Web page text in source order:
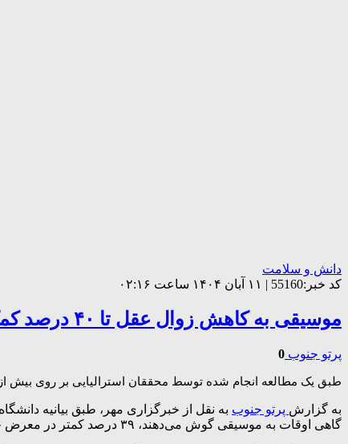
دانش و سلامت
کد خبر:55160 | ۱۱ آبان ۱۴۰۴ ساعت ۰۲:۱۶
موسیقی به کاهش زوال عقل تا ۴۰ درصد کمک می کند
پرتو جنوب 0
طبق یک مطالعه انجام شده توسط محققان استرالیایی بر روی بیش از ۱۰۸۰۰ فرد مسن، گوش دادن یا نواختن موسیقی در سنین بالاتر می‌تواند خطر ابتلا به زوال عقل را به میزان قابل توجهی کاهش دهد.
به گزارش پرتو جنوب
گاهی اوقات به موسیقی گوش می‌دهند، ۳۹ درصد کمتر در معرض خطر ابتلاء به زوال عقل هستند.